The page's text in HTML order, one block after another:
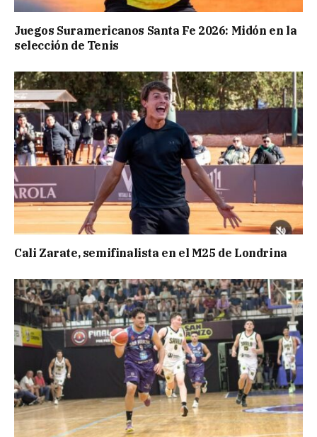
Juegos Suramericanos Santa Fe 2026: Midón en la
selección de Tenis
Cali Zarate, semifinalista en el M25 de Londrina